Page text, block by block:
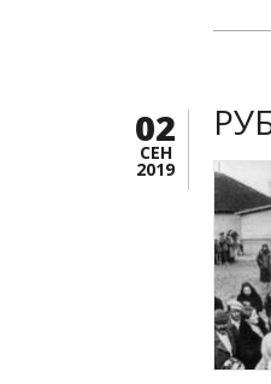
02
СЕН
2019